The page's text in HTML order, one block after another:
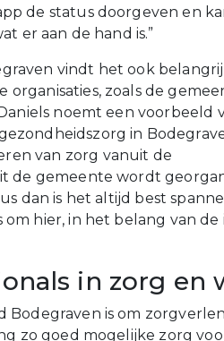
de status doorgeven en
er aan de hand is.”
vindt het ook
zoals de
noemt een voorbeeld
in
van zorg vanuit de
de gemeente wordt
dan is het altijd best
hier, in het belang van de
in zorg en
Bodegraven is om
zo goed mogelijke zorg